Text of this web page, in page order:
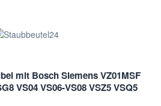
mit Bosch Siemens VZ01MSF
VS04 VS06-VS08 VSZ5 VSQ5